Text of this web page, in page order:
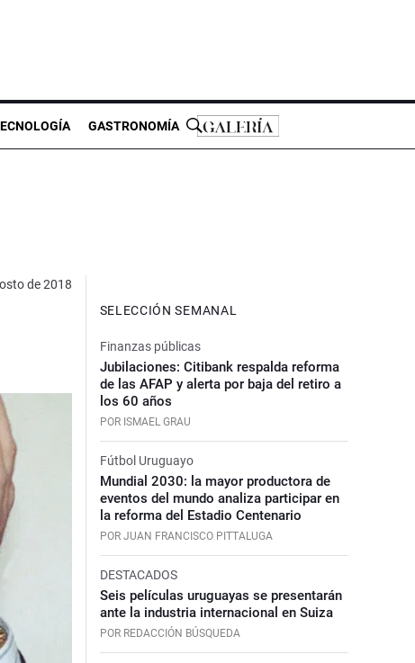
GASTRONOMÍA
de 2018
SELECCIÓN SEMANAL
Finanzas públicas
Jubilaciones: Citibank respalda reforma
de las AFAP y alerta por baja del retiro a
los 60 años
POR ISMAEL GRAU
Fútbol Uruguayo
Mundial 2030: la mayor productora de
eventos del mundo analiza participar en
la reforma del Estadio Centenario
POR JUAN FRANCISCO PITTALUGA
DESTACADOS
Seis películas uruguayas se presentarán
ante la industria internacional en Suiza
POR REDACCIÓN BÚSQUEDA